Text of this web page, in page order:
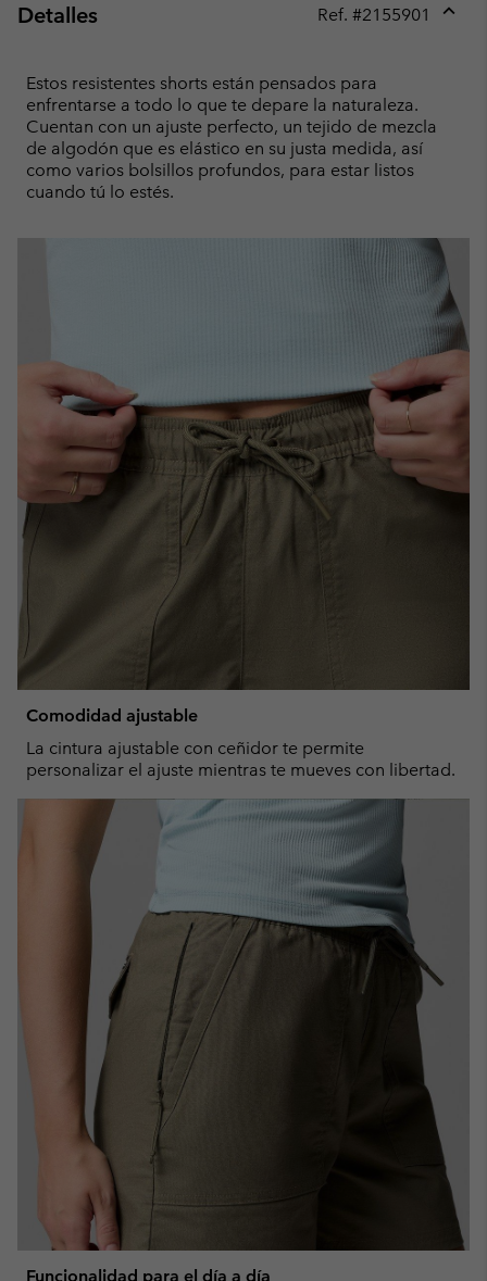
Detalles Ref. #2155901
Estos resistentes shorts están pensados para
enfrentarse a todo lo que te depare la naturaleza.
Cuentan con un ajuste perfecto, un tejido de mezcla
de algodón que es elástico en su justa medida, así
como varios bolsillos profundos, para estar listos
cuando tú lo estés.
Comodidad ajustable
La cintura ajustable con ceñidor te permite
personalizar el ajuste mientras te mueves con libertad.
Funcionalidad para el día a día